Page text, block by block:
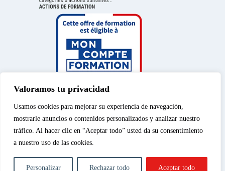
Valoramos tu privacidad
Usamos cookies para mejorar su experiencia de navegación,
mostrarle anuncios o contenidos personalizados y analizar nuestro
tráfico. Al hacer clic en “Aceptar todo” usted da su consentimiento
a nuestro uso de las cookies.
Personalizar Rechazar todo Aceptar todo
Aviso legal|Política de
privacidad|Política de
© 2026 – Spéos, curso
privado de enseñanza